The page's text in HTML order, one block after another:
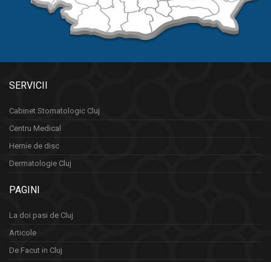
SERVICII
Cabinet Stomatologic Cluj
Centru Medical
Hernie de disc
Dermatologie Cluj
PAGINI
La doi pasi de Cluj
Articole
De Facut in Cluj